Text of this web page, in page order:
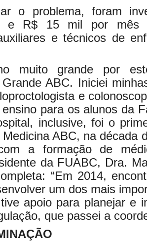
o problema, foram
e R$ 15 mil por mês
e técnicos de
muito grande por
ABC. Iniciei
e
para os alunos da
inclusive, foi o
ABC, na década
a formação de
da FUABC, Dra.
“Em 2014,
um dos mais
apoio para planejar e
que passei a